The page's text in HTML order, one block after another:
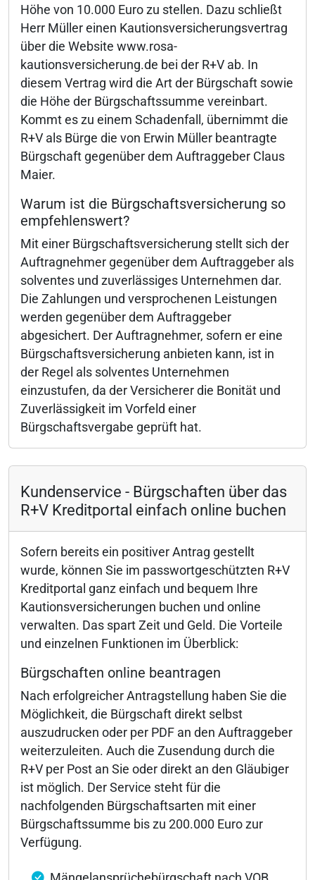
Höhe von 10.000 Euro zu stellen. Dazu schließt
Herr Müller einen Kautionsversicherungsvertrag
über die Website www.rosa-
kautionsversicherung.de bei der R+V ab. In
diesem Vertrag wird die Art der Bürgschaft sowie
die Höhe der Bürgschaftssumme vereinbart.
Kommt es zu einem Schadenfall, übernimmt die
R+V als Bürge die von Erwin Müller beantragte
Bürgschaft gegenüber dem Auftraggeber Claus
Maier.
Warum ist die Bürgschaftsversicherung so
empfehlenswert?
Mit einer Bürgschaftsversicherung stellt sich der
Auftragnehmer gegenüber dem Auftraggeber als
solventes und zuverlässiges Unternehmen dar.
Die Zahlungen und versprochenen Leistungen
werden gegenüber dem Auftraggeber
abgesichert. Der Auftragnehmer, sofern er eine
Bürgschaftsversicherung anbieten kann, ist in
der Regel als solventes Unternehmen
einzustufen, da der Versicherer die Bonität und
Zuverlässigkeit im Vorfeld einer
Bürgschaftsvergabe geprüft hat.
Kundenservice - Bürgschaften über das
R+V Kreditportal einfach online buchen
Sofern bereits ein positiver Antrag gestellt
wurde, können Sie im passwortgeschützten R+V
Kreditportal ganz einfach und bequem Ihre
Kautionsversicherungen buchen und online
verwalten. Das spart Zeit und Geld. Die Vorteile
und einzelnen Funktionen im Überblick:
Bürgschaften online beantragen
Nach erfolgreicher Antragstellung haben Sie die
Möglichkeit, die Bürgschaft direkt selbst
auszudrucken oder per PDF an den Auftraggeber
weiterzuleiten. Auch die Zusendung durch die
R+V per Post an Sie oder direkt an den Gläubiger
ist möglich. Der Service steht für die
nachfolgenden Bürgschaftsarten mit einer
Bürgschaftssumme bis zu 200.000 Euro zur
Verfügung.